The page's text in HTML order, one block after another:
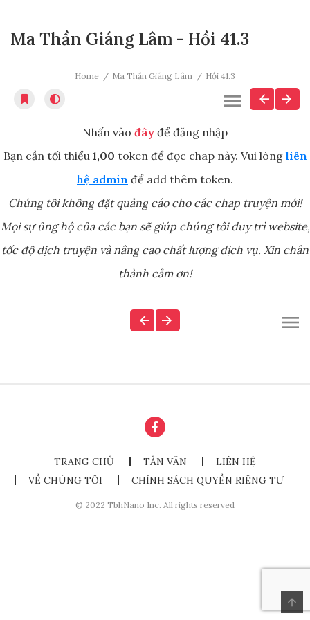
Ma Thần Giáng Lâm - Hồi 41.3
Home Ma Thần Giáng Lâm Hồi 41.3
Nhấn vào đây để đăng nhập
Bạn cần tối thiểu 1,00 token để đọc chap này. Vui lòng liên
hệ admin để add thêm token.
Chúng tôi không đặt quảng cáo cho các chap truyện mới!
Mọi sự ủng hộ của các bạn sẽ giúp chúng tôi duy trì website,
tốc độ dịch truyện và nâng cao chất lượng dịch vụ. Xin chân
thành cảm ơn!
TRANG CHỦ TẢN VĂN
LIÊN HỆ
VỀ CHÚNG TÔI
CHÍNH SÁCH QUYỀN RIÊNG TƯ
© 2022 TbhNano Inc. All rights reserved